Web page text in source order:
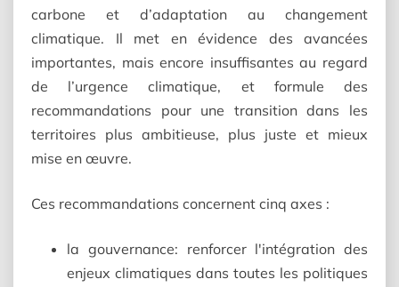
carbone et d’adaptation au changement
climatique. Il met en évidence des avancées
importantes, mais encore insuffisantes au regard
de l’urgence climatique, et formule des
recommandations pour une transition dans les
territoires plus ambitieuse, plus juste et mieux
mise en œuvre.
Ces recommandations concernent cinq axes :
la gouvernance: renforcer l'intégration des
enjeux climatiques dans toutes les politiques